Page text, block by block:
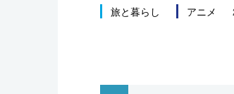
旅と暮らし アニメ